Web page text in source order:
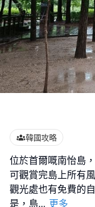
韓國攻略
位於首爾嘅南怡島
可觀賞完島上所有
觀光處也有免費的
是，島... 更多